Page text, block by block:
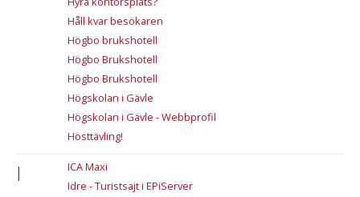
Håll kvar besökaren
Högbo brukshotell
Högbo Brukshotell
Högbo Brukshotell
Högskolan i Gävle
Högskolan i Gävle - Webbprofil
Hösttävling!
I
ICA Maxi
Idre - Turistsajt i EPiServer